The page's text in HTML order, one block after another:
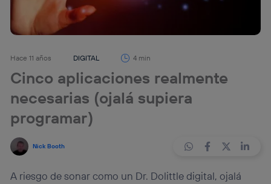
Hace 11 años DIGITAL 4 min
Cinco aplicaciones realmente
necesarias (ojalá supiera
programar)
Nick Booth
A riesgo de sonar como un Dr. Dolittle digital, ojalá